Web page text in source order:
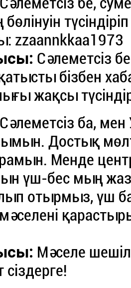
zzaannkkaa1973
Сәлеметсіз
бізбен
жақсы
Сәлеметсіз ба,
Достық
Менде
үш-бес мың
отырмыз, үш
Мәселе